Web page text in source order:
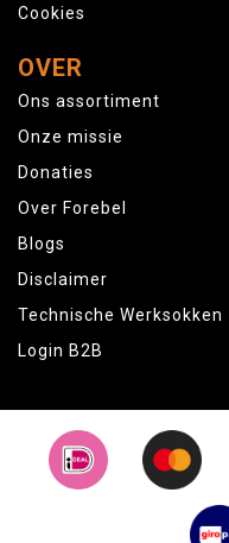
Cookies
OVER
Ons assortiment
Onze missie
Donaties
Over Forebel
Blogs
Disclaimer
Technische Werksokken
Login B2B